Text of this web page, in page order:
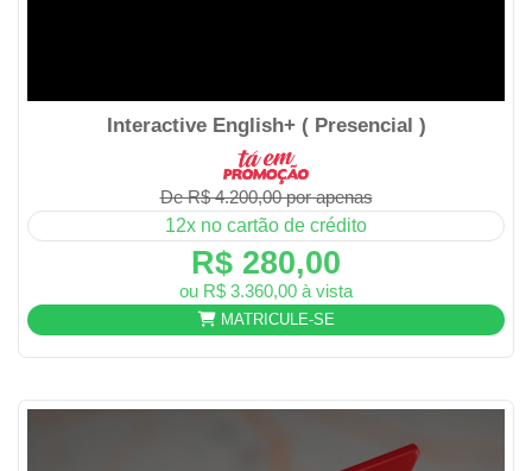
Interactive English+ ( Presencial )
De R$ 4.200,00 por apenas
12x no cartão de crédito
R$ 280,00
ou R$ 3.360,00 à vista
MATRICULE-SE